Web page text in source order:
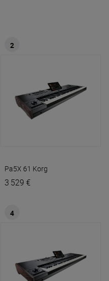
2
Pa5X 61 Korg
3 529 €
4